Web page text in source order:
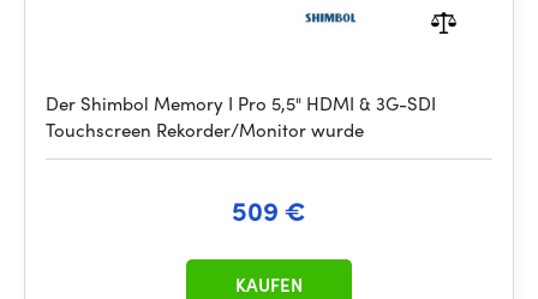
Der Shimbol Memory I Pro 5,5" HDMI & 3G-SDI
Touchscreen Rekorder/Monitor wurde
509 €
KAUFEN